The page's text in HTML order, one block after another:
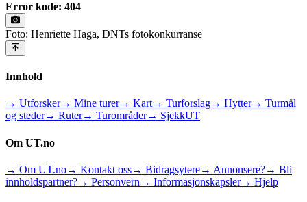
Error kode: 404
Foto: Henriette Haga, DNTs fotokonkurranse
Innhold
→ Utforsker→ Mine turer→ Kart→ Turforslag→ Hytter→ Turmål
og steder→ Ruter→ Turområder→ SjekkUT
Om UT.no
→ Om UT.no→ Kontakt oss→ Bidragsytere→ Annonsere?→ Bli
innholdspartner?→ Personvern → Informasjonskapsler→ Hjelp